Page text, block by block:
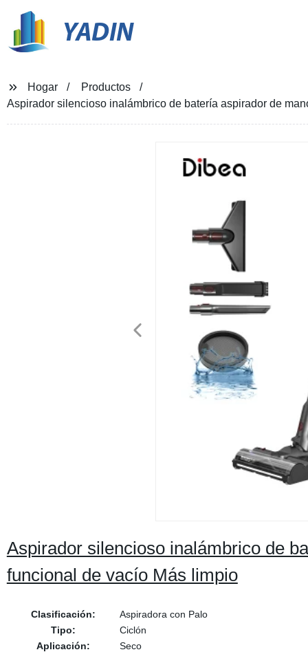
YADIN
Hogar
Productos
Aspirador silencioso inalámbrico de batería aspirador de
Aspirador silencioso inalámbrico de
funcional de vacío Más limpio
Clasificación:
Aspiradora con Palo
Tipo:
Ciclón
Aplicación:
Seco